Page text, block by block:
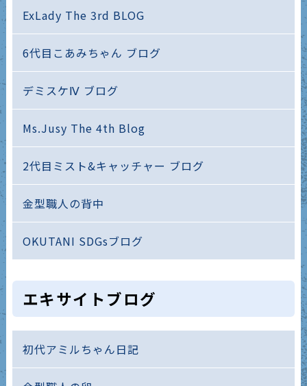
ExLady The 3rd BLOG
6代目こあみちゃん ブログ
デミスケⅣ ブログ
Ms.Jusy The 4th Blog
2代目ミスト&キャッチャー ブログ
金型職人の背中
OKUTANI SDGsブログ
エキサイトブログ
初代アミルちゃん日記